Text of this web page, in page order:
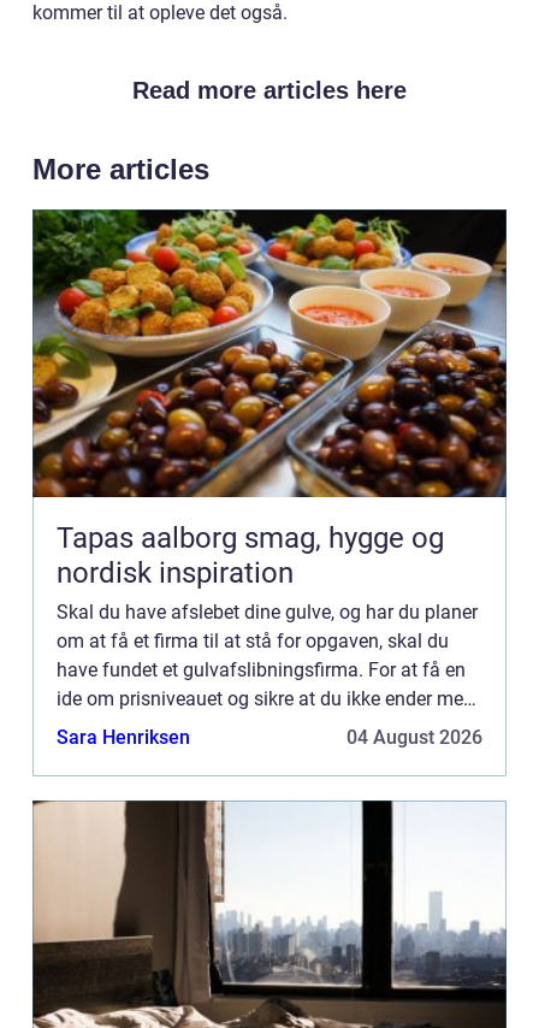
kommer til at opleve det også.
Read more articles here
More articles
Tapas aalborg smag, hygge og
nordisk inspiration
Skal du have afslebet dine gulve, og har du planer
om at få et firma til at stå for opgaven, skal du
have fundet et gulvafslibningsfirma. For at få en
ide om prisniveauet og sikre at du ikke ender med
at vælge et useriøst tilbud, som både kan være
Sara Henriksen 04 August 2026